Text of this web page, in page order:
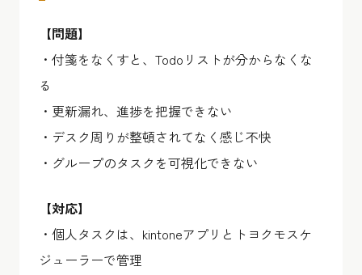
【問題】
・付箋をなくすと、Todoリストが分からなくな
る
・更新漏れ、進捗を把握できない
・デスク周りが整頓されてなく感じ不快
・グループのタスクを可視化できない
【対応】
・個人タスクは、kintoneアプリとトヨクモスケ
ジューラーで管理